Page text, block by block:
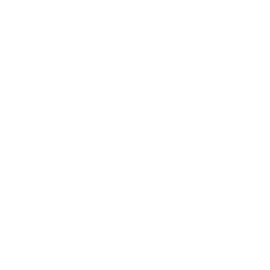
Algo raro
En el
¿Qué ha
¿Alguna
peligros